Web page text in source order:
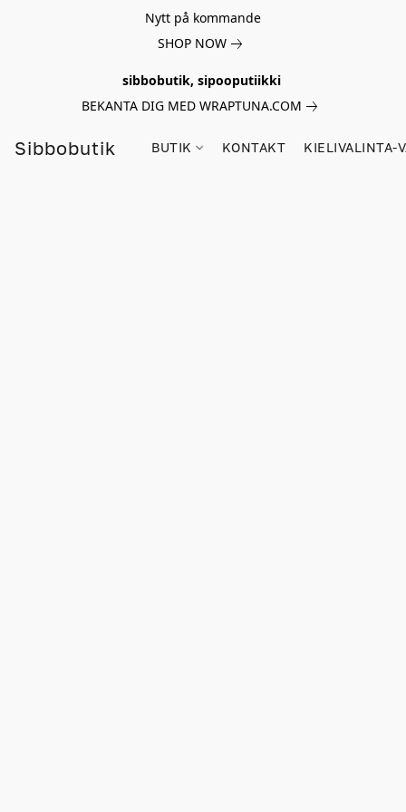
Nytt på kommande
SHOP NOW
sibbobutik, sipooputiikki
BEKANTA DIG MED WRAPTUNA.COM
Sibbobutik BUTIK KONTAKT KIELIVALINTA-